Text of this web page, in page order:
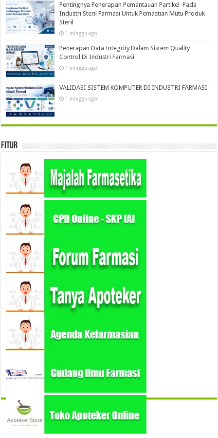
Pentingnya Penerapan Pemantauan Partikel Pada
Industri Steril Farmasi Untuk Pemastian Mutu Produk
Steril
1 minggu ago
Penerapan Data Integrity Dalam Sistem Quality
Control Di Industri Farmasi
1 minggu ago
VALIDASI SISTEM KOMPUTER DI INDUSTRI FARMASI
1 minggu ago
Fitur